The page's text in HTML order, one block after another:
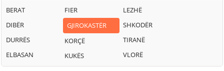
BERAT
DIBËR
DURRËS
ELBASAN
FIER
GJIROKASTËR
KORÇË
KUKËS
LEZHË
SHKODËR
TIRANË
VLORË